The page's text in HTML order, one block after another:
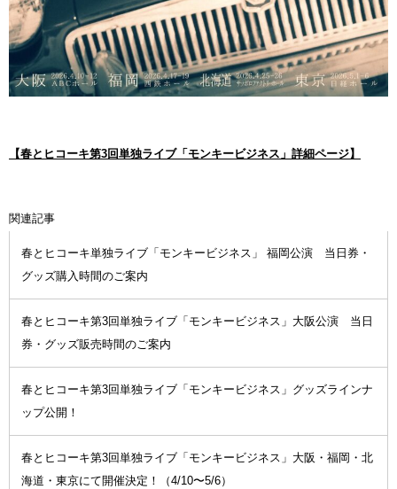
【春とヒコーキ第3回単独ライブ「モンキービジネス」詳細ページ】
関連記事
春とヒコーキ単独ライブ「モンキービジネス」 福岡公演 当日券・
グッズ購入時間のご案内
春とヒコーキ第3回単独ライブ「モンキービジネス」大阪公演 当日
券・グッズ販売時間のご案内
春とヒコーキ第3回単独ライブ「モンキービジネス」グッズラインナ
ップ公開！
春とヒコーキ第3回単独ライブ「モンキービジネス」大阪・福岡・北
海道・東京にて開催決定！（4/10〜5/6）